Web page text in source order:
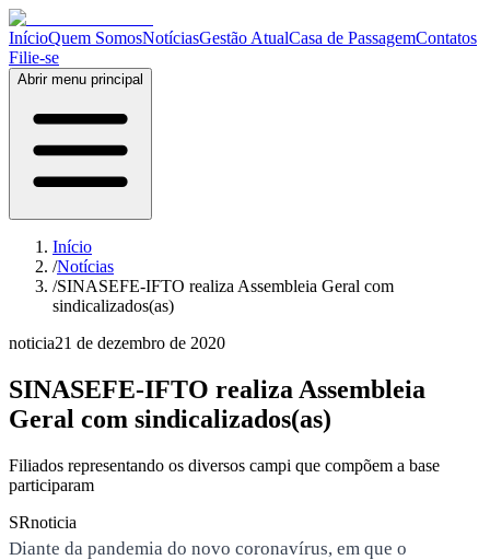
InícioQuem SomosNotíciasGestão AtualCasa de PassagemContatos
Filie-se
Abrir menu principal
Início
/Notícias
/SINASEFE-IFTO realiza Assembleia Geral com
sindicalizados(as)
noticia21 de dezembro de 2020
SINASEFE-IFTO realiza Assembleia
Geral com sindicalizados(as)
Filiados representando os diversos campi que compõem a base
participaram
SRnoticia
Diante da pandemia do novo coronavírus, em que o